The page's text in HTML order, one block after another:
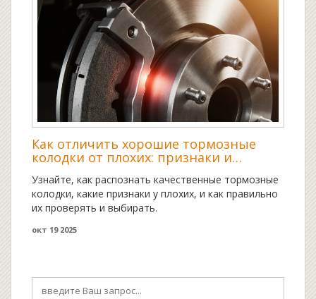
Как отличить хорошие тормозные
колодки от плохих: признаки и
проверка
Узнайте, как распознать качественные тормозные
колодки, какие признаки у плохих, и как правильно
их проверять и выбирать.
окт 19 2025